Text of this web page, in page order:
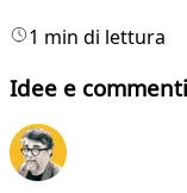
1 min di lettura
Idee e commenti